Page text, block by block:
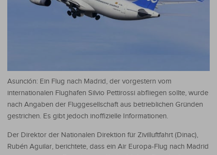
Asunción: Ein Flug nach Madrid, der vorgestern vom
internationalen Flughafen Silvio Pettirossi abfliegen sollte, wurde
nach Angaben der Fluggesellschaft aus betrieblichen Gründen
gestrichen. Es gibt jedoch inoffizielle Informationen.
Der Direktor der Nationalen Direktion für Zivilluftfahrt (Dinac),
Rubén Aguilar, berichtete, dass ein Air Europa-Flug nach Madrid